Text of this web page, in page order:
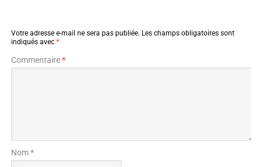
Votre adresse e-mail ne sera pas publiée. Les champs obligatoires sont
indiqués avec *
Commentaire*
Nom *